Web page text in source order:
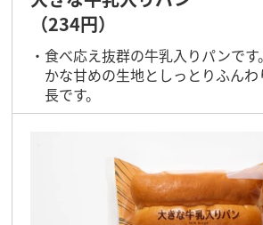
（234円）
食べ応え抜群の牛乳入りパンで
かな甘めの生地としっとりふん
長です。